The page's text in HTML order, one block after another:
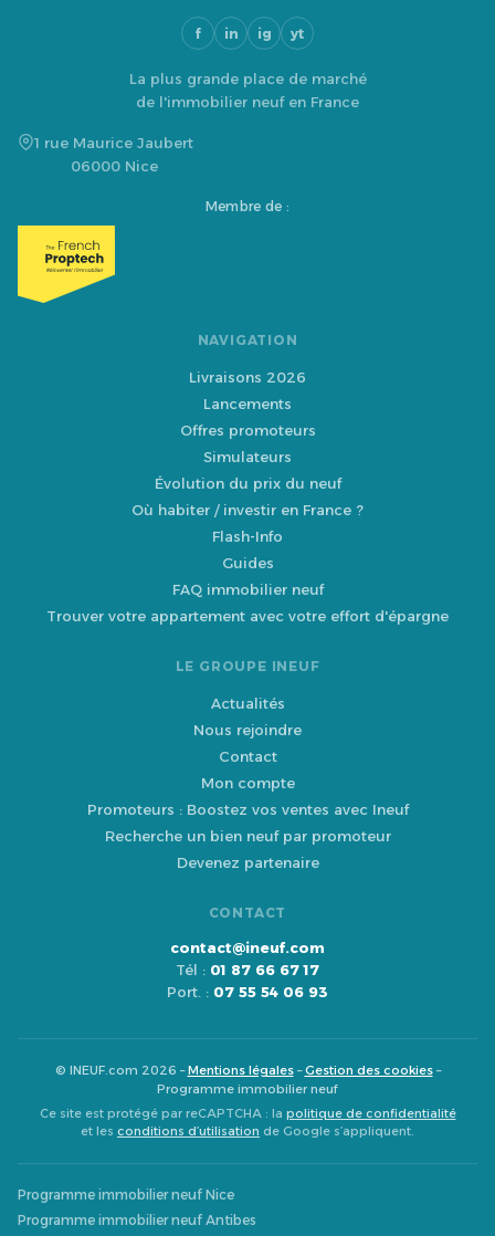
f in ig yt
La plus grande place de marché
de l'immobilier neuf en France
1 rue Maurice Jaubert
06000 Nice
Membre de :
NAVIGATION
Livraisons 2026
Lancements
Offres promoteurs
Simulateurs
Évolution du prix du neuf
Où habiter / investir en France ?
Flash-Info
Guides
FAQ immobilier neuf
Trouver votre appartement avec votre effort d'épargne
LE GROUPE INEUF
Actualités
Nous rejoindre
Contact
Mon compte
Promoteurs : Boostez vos ventes avec Ineuf
Recherche un bien neuf par promoteur
Devenez partenaire
CONTACT
contact@ineuf.com
Tél : 01 87 66 67 17
Port. : 07 55 54 06 93
© INEUF.com 2026 –Mentions légales–Gestion des cookies–
Programme immobilier neuf
Ce site est protégé par reCAPTCHA : la politique de confidentialité
et les conditions d’utilisation de Google s’appliquent.
Programme immobilier neuf Nice
Programme immobilier neuf Antibes